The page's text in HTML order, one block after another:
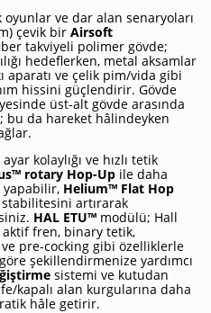
oyunlar ve dar alan senaryoları
çevik bir Airsoft
takviyeli polimer gövde;
hedeflerken, metal aksamlar
aparatı ve çelik pim/vida gibi
hissini güçlendirir. Gövde
üst-alt gövde arasında
bu da hareket hâlindeyken
kolaylığı ve hızlı tetik
rotary Hop-Up ile daha
yapabilir, Helium™ Flat Hop
stabilitesini artırarak
HAL ETU™ modülü; Hall
fren, binary tetik,
pre-cocking gibi özelliklerle
şekillendirmenize yardımcı
sistemi ve kutudan
kapalı alan kurgularına daha
hâle getirir.